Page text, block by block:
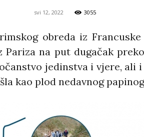
svi 12, 2022 3055
obreda iz
Pariza na put dugačak
jedinstva i vjere, ali
kao plod nedavnog